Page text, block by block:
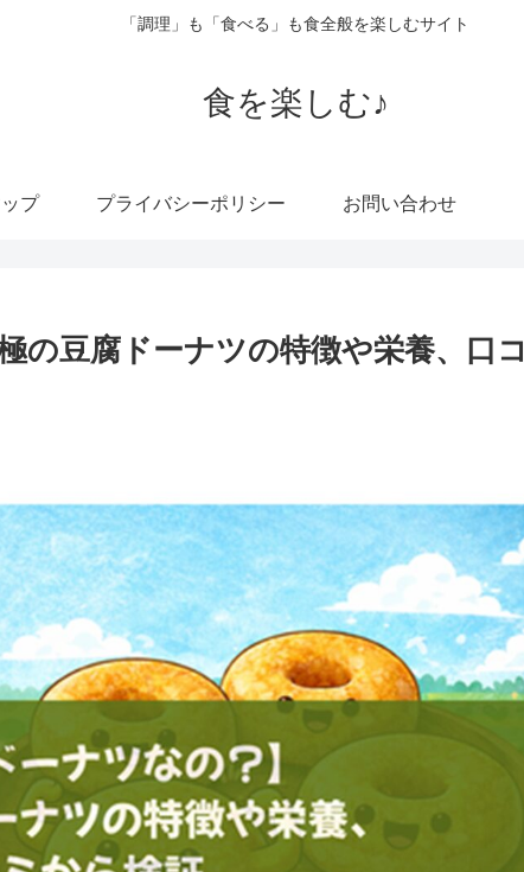
「調理」も「食べる」も食全般を楽しむサイト
食を楽しむ♪
プ プライバシーポリシー お問い合わせ
の豆腐ドーナツの特徴や栄養、口コ